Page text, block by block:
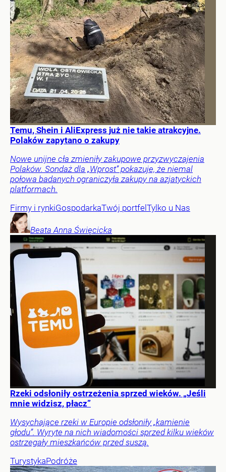
Temu, Shein i AliExpress już nie takie atrakcyjne.
Polaków zapytano o zakupy
Nowe unijne cła zmieniły zakupowe przyzwyczajenia
Polaków. Sondaż dla „Wprost” pokazuje, że niemal
połowa badanych ograniczyła zakupy na azjatyckich
platformach.
Firmy i rynkiGospodarkaTwój portfel Tylko u Nas
Beata Anna Święcicka
Rzeki odsłoniły ostrzeżenia sprzed wieków. „Jeśli
mnie widzisz, płacz”
Wysychające rzeki w Europie odsłoniły „kamienie
głodu”. Wyryte na nich wiadomości sprzed kilku wieków
ostrzegały mieszkańców przed suszą.
TurystykaPodróże